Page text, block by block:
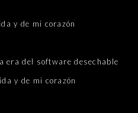
y de mi corazón
era del software desechable
y de mi corazón